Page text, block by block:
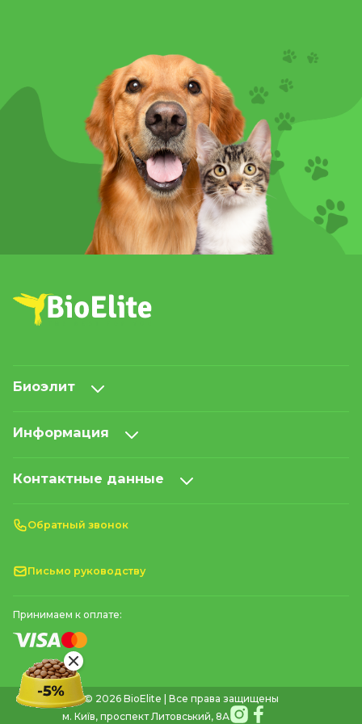
Биоэлит
Информация
Контактные данные
Обратный звонок
Письмо руководству
Принимаем к оплате:
© 2026 BioElite | Все права защищены
м. Київ, проспект Литовський, 8А